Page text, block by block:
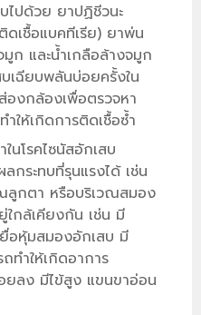
ไปด้วย ยาปฏิชีวนะ
เชื้อแบคทีเรีย) ยาพ่น
ก และน้ำเกลือล้างจมูก
เฉียบพลันบ่อยครั้งใน
งกล้องเพื่อตรวจหา
ให้เกิดการติดเชื้อซ้ำ
นโรคไซนัสอักเสบ
กระทบที่รุนแรงได้ เช่น
ลูกตา หรือบริเวณสมอง
ใกล้เคียงกัน เช่น มี
อหุ้มสมองอักเสบ มี
ทำให้เกิดอาการ
ลง มีไข้สูง แขนขาอ่อน